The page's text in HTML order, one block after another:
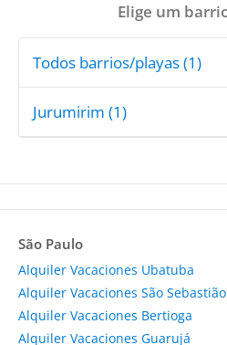
Elige um
Todos barrios/playas (1)
Jurumirim (1)
São Paulo
Alquiler Vacaciones Ubatuba
Alquiler Vacaciones São Sebastião
Alquiler Vacaciones Bertioga
Alquiler Vacaciones Guarujá